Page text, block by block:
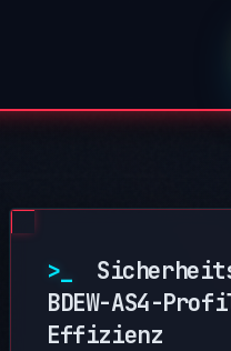
>_
BDEW-AS4-
Effizienz